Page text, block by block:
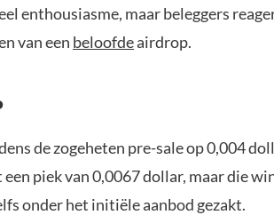
enthousiasme, maar beleggers
van een beloofdeairdrop.
de zogeheten pre-sale op 0,004
piek van 0,0067 dollar, maar die
onder het initiële aanbod gezakt.